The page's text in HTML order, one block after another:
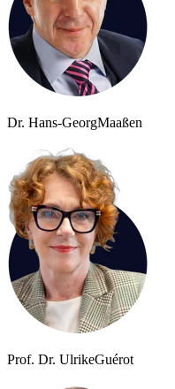
Dr. Hans-GeorgMaaßen
Prof. Dr. UlrikeGuérot